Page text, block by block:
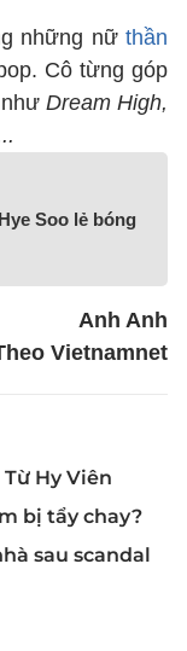
những nữ thần
Cô từng góp
Dream High,
Soo lẻ bóng
Anh Anh
Vietnamnet
Hy Viên
bị tẩy chay?
sau scandal